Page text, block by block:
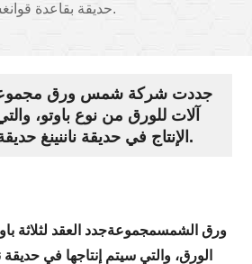
حديقة بقاعدة قوانغشي.
جددت شركة شمس ورق
آلات للورق من نوع باوتو،
الإنتاج في حديقة ناننينغ حديقة بقاعدة قوانغشي.
ورق الشمسمجموعةجدد العقد لثلاثة
الورق، والتي سيتم إنتاجها في حديقة